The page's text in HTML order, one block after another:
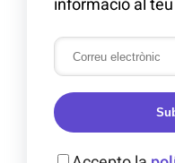
informació al